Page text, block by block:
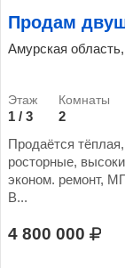
Продам
Амурская
1 / 3 2
Продаётся
росторные,
эконом. ремонт,
В...
4 800 000